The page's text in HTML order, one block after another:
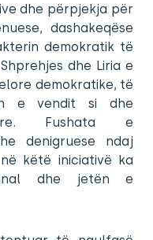
dhe përpjekja për
dashakeqëse
demokratik të
dhe Liria e
demokratike, të
e vendit si dhe
Fushata e
denigruese ndaj
këtë iniciativë ka
dhe jetën e